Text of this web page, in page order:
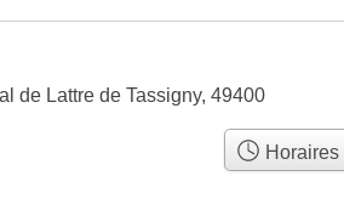
de Lattre de Tassigny, 49400
Horaires